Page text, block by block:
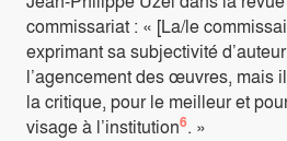
commissariat : « [La/le
exprimant sa subjectivité
l’agencement des œuvres, mais
la critique, pour le meilleur et
visage à l’institution6. »